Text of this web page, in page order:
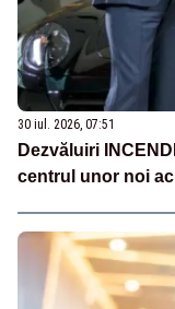
30 iul. 2026, 07:51
Dezvăluiri
centrul unor noi